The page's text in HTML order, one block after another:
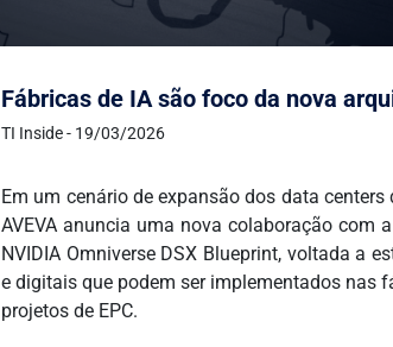
Fábricas de IA são foco da nova
TI Inside - 19/03/2026
Em um cenário de expansão dos data
AVEVA anuncia uma nova colaboração com
NVIDIA Omniverse DSX Blueprint, voltada a
e digitais que podem ser implementados nas
projetos de EPC.